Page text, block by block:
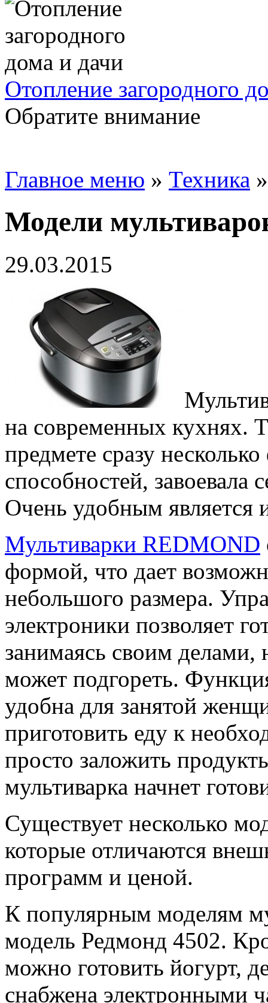
Отопление загородного
Обратите внимание
Главное меню » Техника
Модели
29.03.2015
на современных кухнях.
предмете сразу
способностей, завоевала
Очень удобным является
Мультиварки REDMOND
формой, что дает
небольшого размера.
электроники позволяет
занимаясь своим делами,
может подгореть.
удобна для занятой
приготовить еду к
просто заложить
мультиварка начнет
Существует несколько
которые отличаются
программ и ценой.
К популярным моделям
модель Редмонд 4502.
можно готовить йогурт,
снабжена электронными